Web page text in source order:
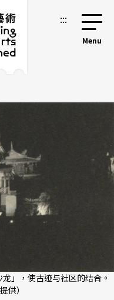
:::
」，使古迹与社区的结合。
供）